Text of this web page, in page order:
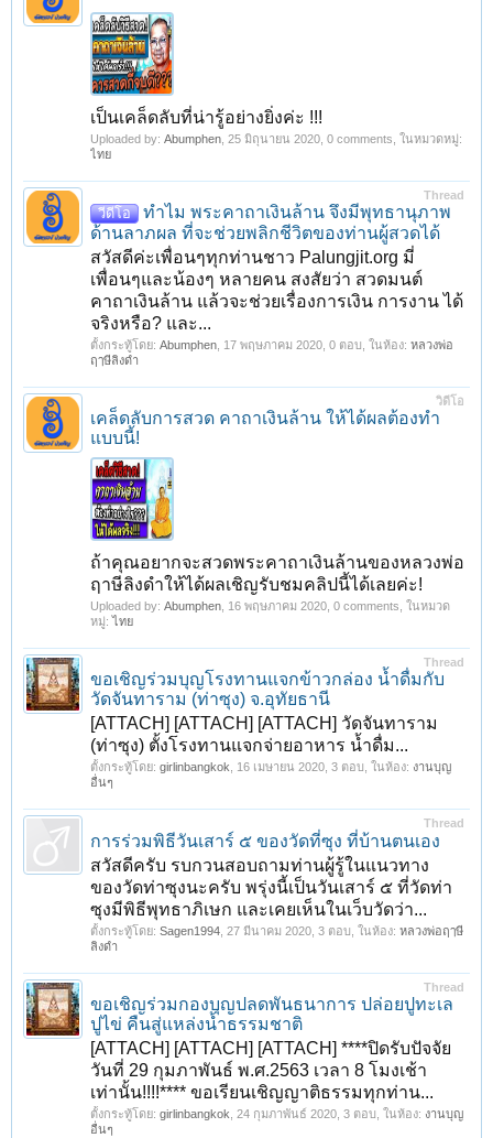
เป็นเคล็ดลับที่น่ารู้อย่างยิ่งค่ะ !!!
Uploaded by: Abumphen 25 มิถุนายน 2020 , 0 comments, ในหมวดหมู่:
ไทย
Thread
วีดีโอ
ทําไม พระคาถาเงินล้าน จึงมีพุทธานุภาพ
ด้านลาภผล ที่จะช่วยพลิกชีวิตของท่านผู้สวดได้
สวัสดีค่ะเพื่อนๆทุกท่านชาว Palungjit.org มี่
เพื่อนๆและน้องๆ หลายคน สงสัยว่า สวดมนต์
คาถาเงินล้าน แล้วจะช่วยเรื่องการเงิน การงาน ได้
จริงหรือ? และ...
ตั้งกระทู้โดย: Abumphen 17 พฤษภาคม 2020 , 0 ตอบ, ในห้อง: หลวงพ่อ
ฤๅษีลิงดำ
วิดีโอ
เคล็ดลับการสวด คาถาเงินล้าน ให้ได้ผลต้องทำ
แบบนี้!
ถ้าคุณอยากจะสวดพระคาถาเงินล้านของหลวงพ่อ
ฤาษีลิงดำให้ได้ผลเชิญรับชมคลิปนี้ได้เลยค่ะ!
Uploaded by: Abumphen 16 พฤษภาคม 2020 , 0 comments, ในหมวด
หมู่:ไทย
Thread
ขอเชิญร่วมบุญโรงทานแจกข้าวกล่อง น้ำดื่มกับ
วัดจันทาราม (ท่าซุง) จ.อุทัยธานี
[ATTACH] [ATTACH] [ATTACH] วัดจันทาราม
(ท่าซุง) ตั้งโรงทานแจกจ่ายอาหาร น้ำดื่ม...
ตั้งกระทู้โดย: girlinbangkok 16 เมษายน 2020 , 3 ตอบ, ในห้อง: งานบุญ
อื่นๆ
Thread
การร่วมพิธีวันเสาร์ ๕ ของวัดที่ซุง ที่บ้านตนเอง
สวัสดีครับ รบกวนสอบถามท่านผู้รู้ในแนวทาง
ของวัดท่าซุงนะครับ พรุ่งนี้เป็นวันเสาร์ ๕ ที่วัดท่า
ซุงมีพิธีพุทธาภิเษก และเคยเห็นในเว็บวัดว่า...
ตั้งกระทู้โดย: Sagen1994 27 มีนาคม 2020 , 3 ตอบ, ในห้อง: หลวงพ่อฤๅษี
ลิงดำ
Thread
ขอเชิญร่วมกองบุญปลดพันธนาการ ปล่อยปูทะเล
ปูไข่ คืนสู่แหล่งน้ำธรรมชาติ
[ATTACH] [ATTACH] [ATTACH] ****ปิดรับปัจจัย
วันที่ 29 กุมภาพันธ์ พ.ศ.2563 เวลา 8 โมงเช้า
เท่านั้น!!!!**** ขอเรียนเชิญญาติธรรมทุกท่าน...
ตั้งกระทู้โดย: girlinbangkok 24 กุมภาพันธ์ 2020 , 3 ตอบ, ในห้อง: งานบุญ
อื่นๆ